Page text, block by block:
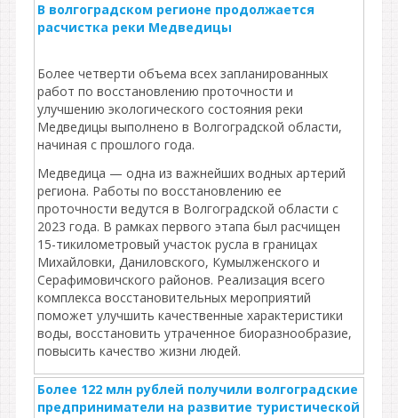
В волгоградском регионе продолжается
расчистка реки Медведицы
Более четверти объема всех запланированных
работ по восстановлению проточности и
улучшению экологического состояния реки
Медведицы выполнено в Волгоградской области,
начиная с прошлого года.
Медведица — одна из важнейших водных артерий
региона. Работы по восстановлению ее
проточности ведутся в Волгоградской области с
2023 года. В рамках первого этапа был расчищен
15-тикилометровый участок русла в границах
Михайловки, Даниловского, Кумылженского и
Серафимовичского районов. Реализация всего
комплекса восстановительных мероприятий
поможет улучшить качественные характеристики
воды, восстановить утраченное биоразнообразие,
повысить качество жизни людей.
Более 122 млн рублей получили волгоградские
предприниматели на развитие туристической